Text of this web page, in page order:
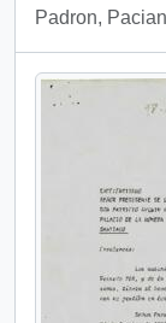
Padron,